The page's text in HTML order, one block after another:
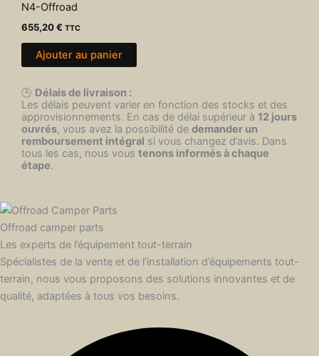
N4-Offroad
655,20€ TTC
Ajouter au panier
🕒 Délais de livraison :
Les délais peuvent varier en fonction des stocks et des
approvisionnements. En cas de délai supérieur à 12 jours
ouvrés, vous avez la possibilité de demander un
remboursement intégral si vous changez d’avis. Dans
tous les cas, nous vous tenons informés à chaque
étape.
Offroad camper parts
Les experts de l’équipement tout-terrain
Spécialistes de la vente et de l’installation d’équipements tout-
terrain, nous vous proposons des solutions innovantes et de
qualité, adaptées à tous vos besoins.